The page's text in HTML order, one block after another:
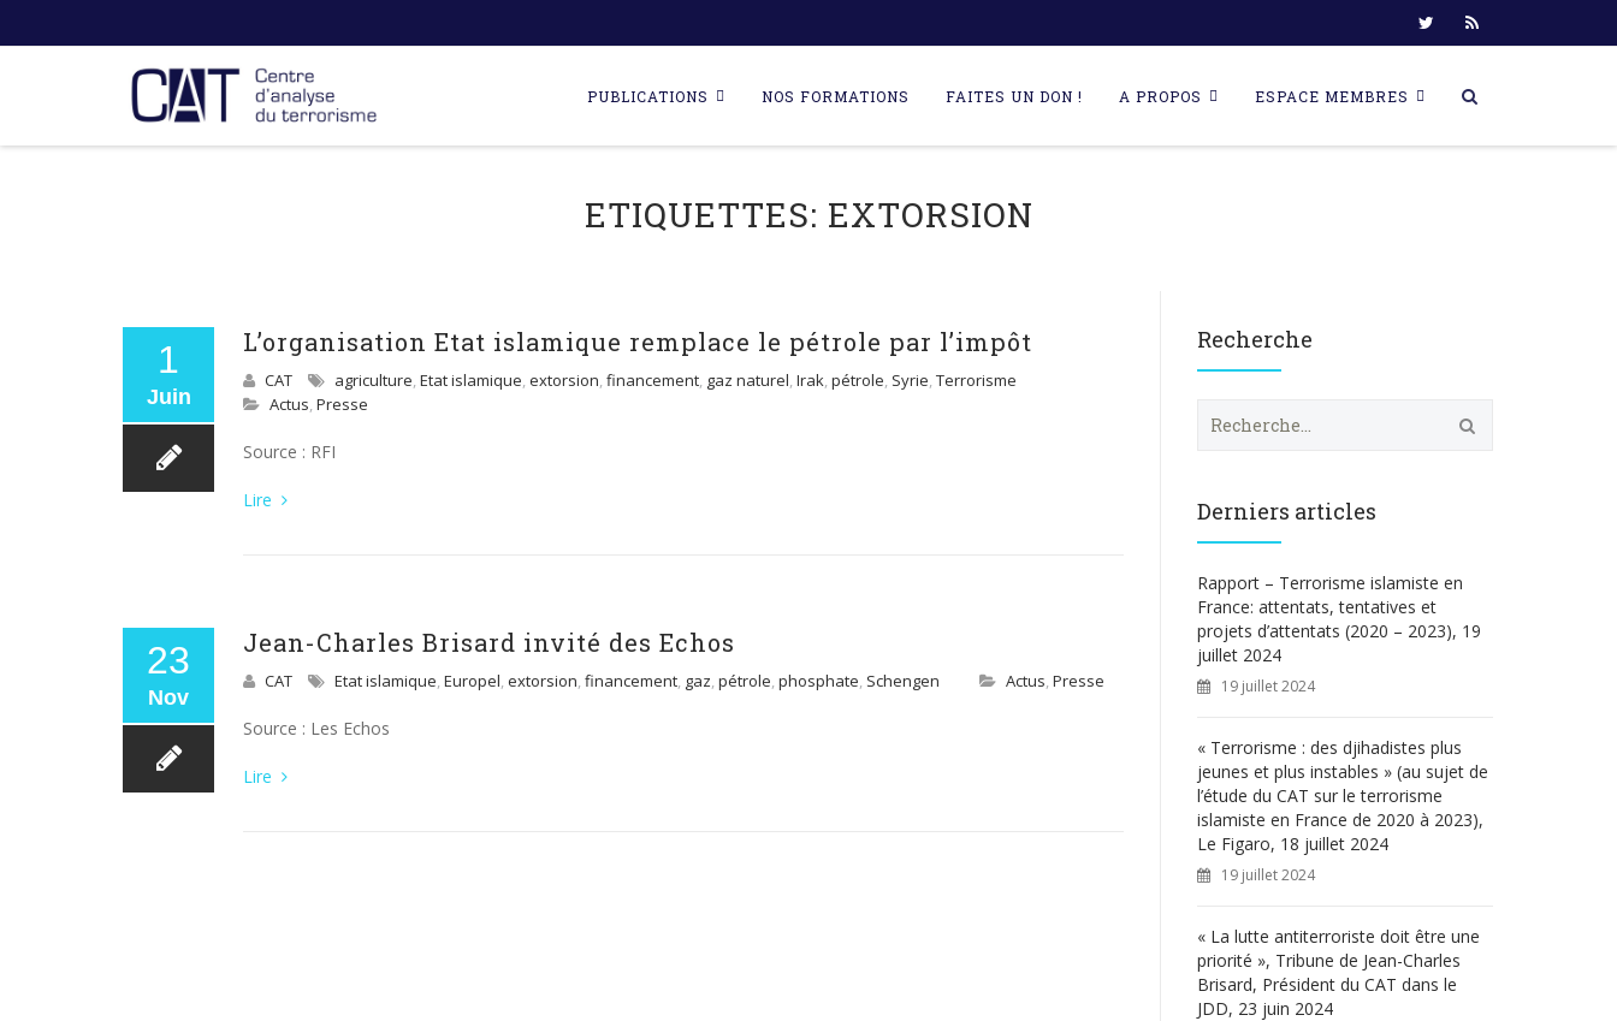
content
PUBLICATIONS NOS FORMATIONS FAITES UN DON ! A PROPOS ESPACE MEMBRES
ETIQUETTES: EXTORSION
1
Juin
L’organisation Etat islamique remplace le pétrole par l’impôt
CAT agriculture, Etat islamique, extorsion, financement, gaz naturel, Irak, pétrole, Syrie, Terrorisme
Actus, Presse
Source : RFI
Lire
23
Nov
Jean-Charles Brisard invité des Echos
CAT Etat islamique, Europel, extorsion, financement, gaz, pétrole, phosphate, Schengen Actus, Presse
Source : Les Echos
Lire
Recherche
e
h
e
r
:
Derniers articles
Rapport – Terrorisme islamiste en
France: attentats, tentatives et
projets d’attentats (2020 – 2023), 19
juillet 2024
19 juillet 2024
« Terrorisme : des djihadistes plus
jeunes et plus instables » (au sujet de
l’étude du CAT sur le terrorisme
islamiste en France de 2020 à 2023),
Le Figaro, 18 juillet 2024
19 juillet 2024
« La lutte antiterroriste doit être une
priorité », Tribune de Jean-Charles
Brisard, Président du CAT dans le
JDD, 23 juin 2024